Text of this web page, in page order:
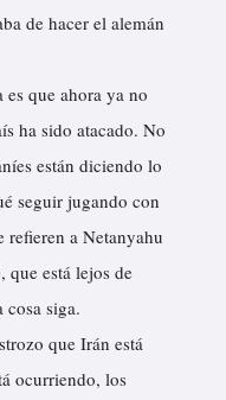
de hacer el alemán
que ahora ya no
ha sido atacado. No
están diciendo lo
seguir jugando con
a Netanyahu
que está lejos de
cosa siga.
que Irán está
ocurriendo, los